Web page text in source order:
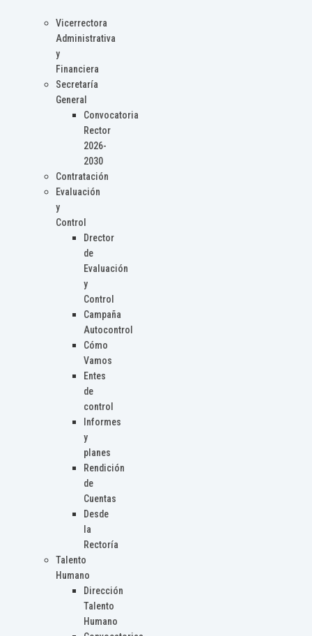
Vicerrectora
Administrativa
y
Financiera
Secretaría
General
Convocatoria
Rector
2026-
2030
Contratación
Evaluación
y
Control
Drector
de
Evaluación
y
Control
Campaña
Autocontrol
Cómo
Vamos
Entes
de
control
Informes
y
planes
Rendición
de
Cuentas
Desde
la
Rectoría
Talento
Humano
Dirección
Talento
Humano